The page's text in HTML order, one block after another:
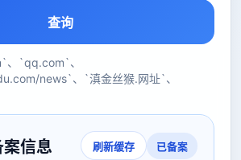
查询
、`qq.com`、
news`、`滇金丝猴.网址`、
信息 刷新缓存 已备案